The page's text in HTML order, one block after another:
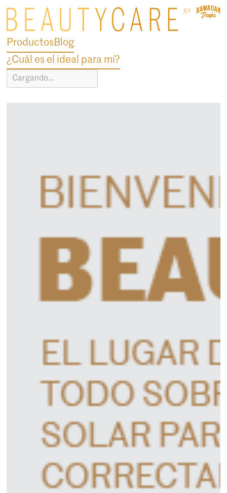
ProductosBlog
Cargando...
¿Cuál es el ideal para mí?